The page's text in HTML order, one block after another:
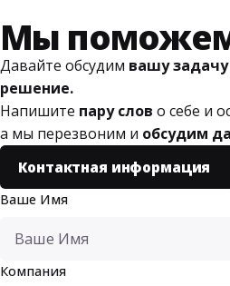
Мы
Давайте обсудим вашу задачу
решение.
Напишите пару слов о себе и
а мы перезвоним и обсудим
Контактная информация
Ваше Имя
Компания